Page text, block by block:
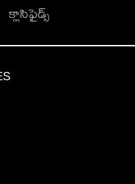
క్లాసిఫైడ్స్